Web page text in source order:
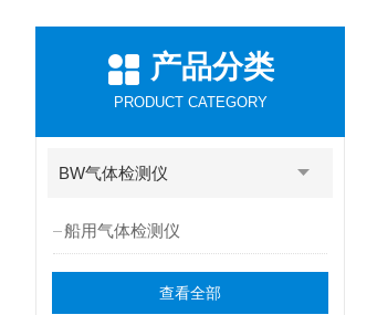
产品分类
PRODUCT CATEGORY
BW气体检测仪
船用气体检测仪
查看全部